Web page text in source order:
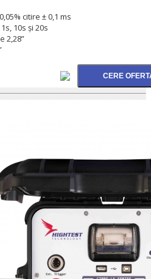
citire ± 0,1 ms
10s şi 20s
2,28”